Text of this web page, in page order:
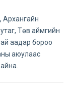
Архангайн
Төв аймгийн
аадар бороо
аюулаас